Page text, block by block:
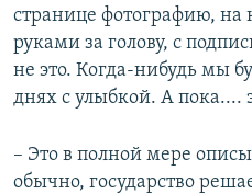
странице фотографию, на
руками за голову, с
не это. Когда-нибудь мы
днях с улыбкой. А пока....
– Это в полной мере
обычно, государство